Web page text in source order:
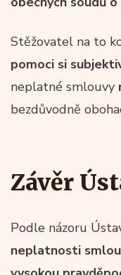
Stěžovatel na to
pomoci si
neplatné smlouvy
bezdůvodně
Závěr
Podle názoru
neplatnosti